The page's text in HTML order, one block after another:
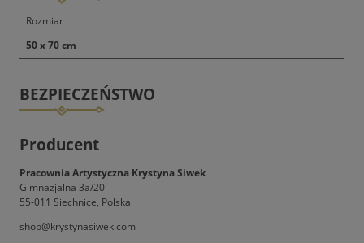
Rozmiar
50 x 70 cm
BEZPIECZEŃSTWO
Producent
Pracownia Artystyczna Krystyna Siwek
Gimnazjalna 3a/20
55-011 Siechnice, Polska
shop@krystynasiwek.com